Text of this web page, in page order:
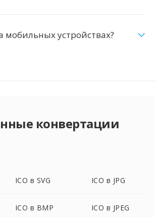
мобильных устройствах?
конвертации
ICO в SVG ICO в JPG
ICO в BMP ICO в JPEG